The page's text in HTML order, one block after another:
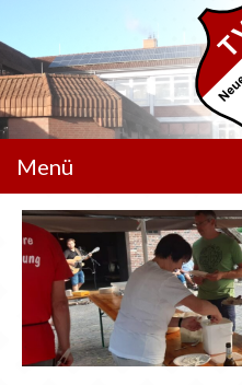
Menü
Unser Verein
Aktivitäten
Trainingszeiten
Service